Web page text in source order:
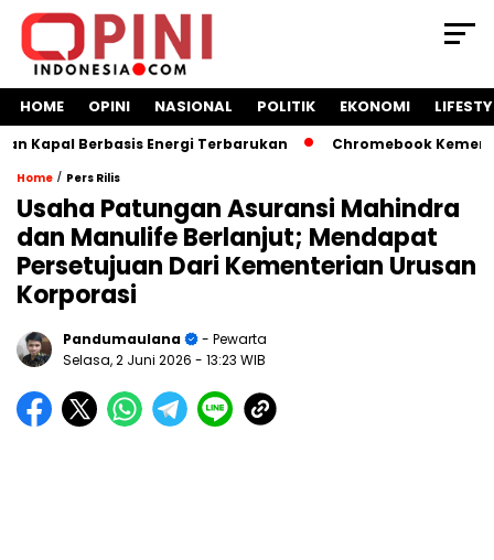
HOME OPINI NASIONAL POLITIK EKONOMI
Berbasis Energi Terbarukan Chromebook
Home / Pers Rilis
Usaha Patungan Asuransi Mahindra
dan Manulife Berlanjut; Mendapat
Persetujuan Dari Kementerian Urusan
Korporasi
Pandumaulana
- Pewarta
Selasa, 2 Juni 2026 - 13:23 WIB